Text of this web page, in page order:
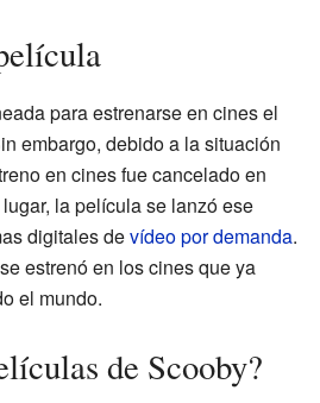
para estrenarse en cines el
embargo, debido a la situación
en cines fue cancelado en
la película se lanzó ese
digitales devídeo por demanda.
estrenó en los cines que ya
el mundo.
de Scooby?